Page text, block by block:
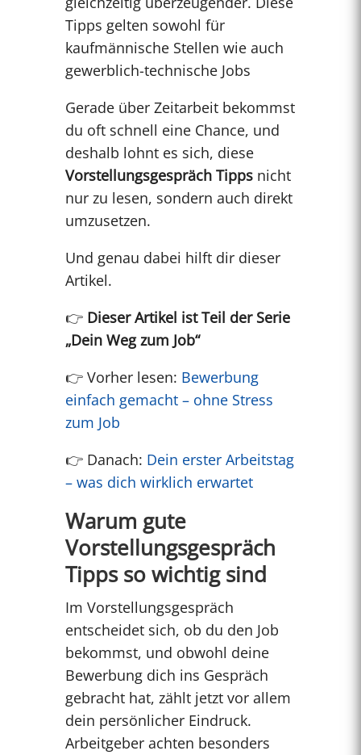
Tipps gelten sowohl für
kaufmännische Stellen wie auch
gewerblich-technische Jobs
Gerade über Zeitarbeit bekommst
du oft schnell eine Chance, und
deshalb lohnt es sich, diese
Vorstellungsgespräch Tippsnicht
nur zu lesen, sondern auch direkt
umzusetzen.
Und genau dabei hilft dir dieser
Artikel.
👉 Dieser Artikel ist Teil der Serie
„Dein Weg zum Job“
👉 Vorher lesen: Bewerbung
einfach gemacht – ohne Stress
zum Job
👉 Danach: Dein erster Arbeitstag
– was dich wirklich erwartet
Warum gute
Vorstellungsgespräch
Tipps so wichtig sind
Im Vorstellungsgespräch
entscheidet sich, ob du den Job
bekommst, und obwohl deine
Bewerbung dich ins Gespräch
gebracht hat, zählt jetzt vor allem
dein persönlicher Eindruck.
Arbeitgeber achten besonders